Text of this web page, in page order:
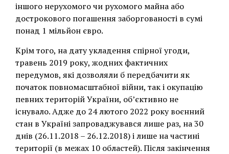
іншого нерухомого чи рухомого майна або
дострокового погашення заборгованості в сумі
понад 1 мільйон євро.
Крім того, на дату укладення спірної угоди,
травень 2019 року, жодних фактичних
передумов, які дозволяли б передбачити як
початок повномасштабної війни, так і окупацію
певних територій України, об’єктивно не
існувало. Адже до 24 лютого 2022 року воєнний
стан в Україні запроваджувався лише раз, на 30
днів (26.11.2018 – 26.12.2018) і лише на частині
території (в межах 10 областей). Після закінчення